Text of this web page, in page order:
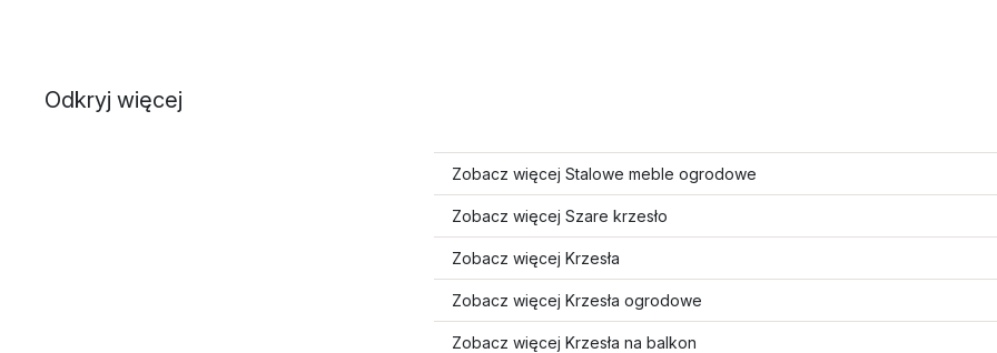
Odkryj więcej
Zobacz więcej Stalowe meble ogrodowe
Zobacz więcej Szare krzesło
Zobacz więcej Krzesła
Zobacz więcej Krzesła ogrodowe
Zobacz więcej Krzesła na balkon